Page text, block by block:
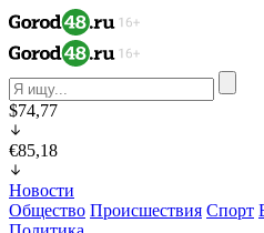
$74,77
€85,18
Новости
Общество Происшествия Спорт